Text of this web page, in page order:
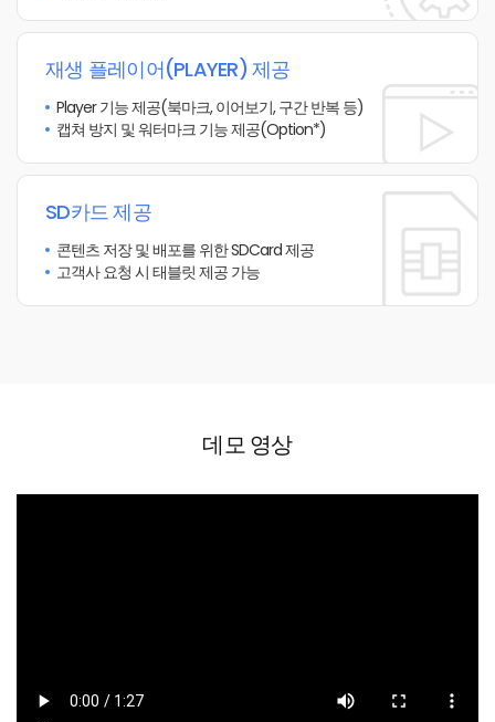
재생 플레이어(PLAYER) 제공
Player 기능 제공(북마크, 이어보기, 구간 반복 등)
캡쳐 방지 및 워터마크 기능 제공(Option*)
SD카드 제공
콘텐츠 저장 및 배포를 위한 SDCard 제공
고객사 요청 시 태블릿 제공 가능
데모 영상